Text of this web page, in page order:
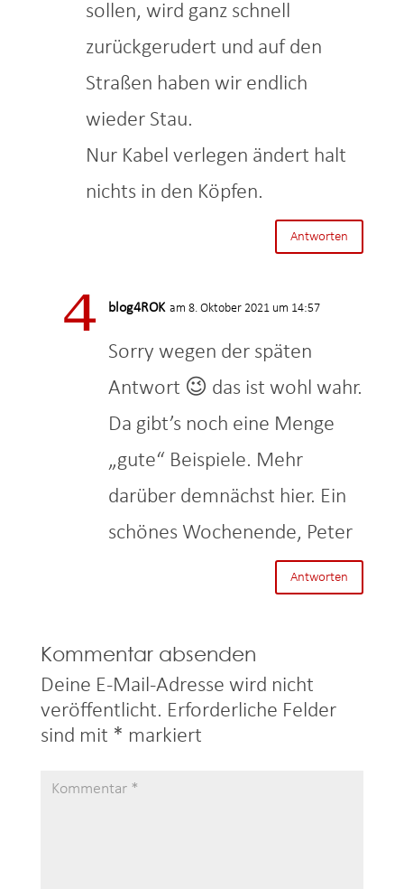
sollen, wird ganz schnell
zurückgerudert und auf den
Straßen haben wir endlich
wieder Stau.
Nur Kabel verlegen ändert halt
nichts in den Köpfen.
Antworten
blog4ROK am 8. Oktober 2021 um 14:57
Sorry wegen der späten
Antwort 😉 das ist wohl wahr.
Da gibt’s noch eine Menge
„gute“ Beispiele. Mehr
darüber demnächst hier. Ein
schönes Wochenende, Peter
Antworten
Kommentar absenden
Deine E-Mail-Adresse wird nicht
veröffentlicht. Erforderliche Felder
sind mit * markiert